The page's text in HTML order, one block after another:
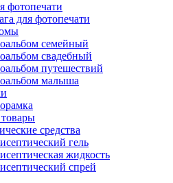
фотопечати
для фотопечати
семейный
свадебный
путешествий
малыша
средства
гель
жидкость
спрей